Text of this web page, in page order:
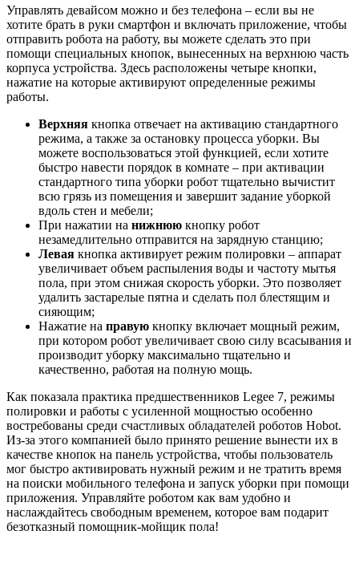
Управлять девайсом можно и без телефона – если вы не
хотите брать в руки смартфон и включать приложение, чтобы
отправить робота на работу, вы можете сделать это при
помощи специальных кнопок, вынесенных на верхнюю часть
корпуса устройства. Здесь расположены четыре кнопки,
нажатие на которые активируют определенные режимы
работы.
Верхняя кнопка отвечает на активацию стандартного
режима, а также за остановку процесса уборки. Вы
можете воспользоваться этой функцией, если хотите
быстро навести порядок в комнате – при активации
стандартного типа уборки робот тщательно вычистит
всю грязь из помещения и завершит задание уборкой
вдоль стен и мебели;
При нажатии на нижнюю кнопку робот
незамедлительно отправится на зарядную станцию;
Левая кнопка активирует режим полировки – аппарат
увеличивает объем распыления воды и частоту мытья
пола, при этом снижая скорость уборки. Это позволяет
удалить застарелые пятна и сделать пол блестящим и
сияющим;
Нажатие на правую кнопку включает мощный режим,
при котором робот увеличивает свою силу всасывания и
производит уборку максимально тщательно и
качественно, работая на полную мощь.
Как показала практика предшественников Legee 7, режимы
полировки и работы с усиленной мощностью особенно
востребованы среди счастливых обладателей роботов Hobot.
Из-за этого компанией было принято решение вынести их в
качестве кнопок на панель устройства, чтобы пользователь
мог быстро активировать нужный режим и не тратить время
на поиски мобильного телефона и запуск уборки при помощи
приложения. Управляйте роботом как вам удобно и
наслаждайтесь свободным временем, которое вам подарит
безотказный помощник-мойщик пола!